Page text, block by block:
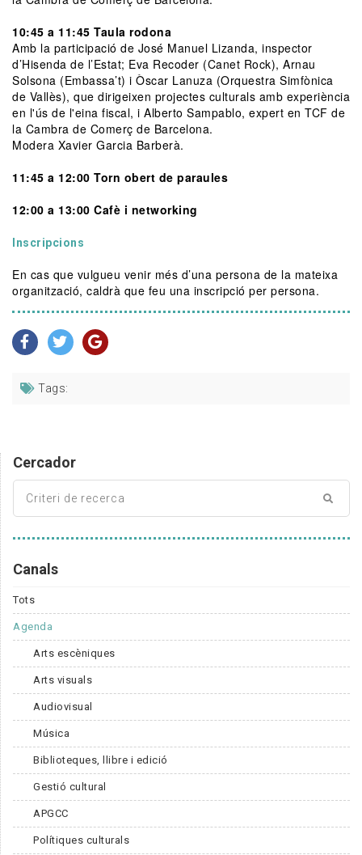
10:45 a 11:45 Taula rodona
Amb la participació de José Manuel Lizanda, inspector
d’Hisenda de l’Estat; Eva Recoder (Canet Rock), Arnau
Solsona (Embassa’t) i Òscar Lanuza (Orquestra Simfònica
de Vallès), que dirigeixen projectes culturals amb experiència
en l'ús de l'eina fiscal, i Alberto Sampablo, expert en TCF de
la Cambra de Comerç de Barcelona.
Modera Xavier Garcia Barberà.
11:45 a 12:00 Torn obert de paraules
12:00 a 13:00 Cafè i networking
Inscripcions
En cas que vulgueu venir més d’una persona de la mateixa
organització, caldrà que feu una inscripció per persona.
Tags:
Cercador
Canals
Tots
Agenda
Arts escèniques
Arts visuals
Audiovisual
Música
Biblioteques, llibre i edició
Gestió cultural
APGCC
Polítiques culturals